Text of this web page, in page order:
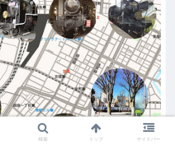
検索 トップ サイドバー